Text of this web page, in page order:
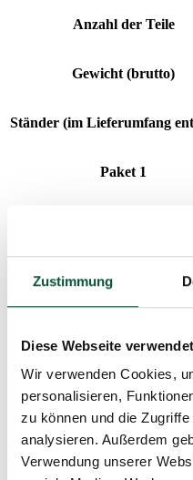
Zustimmung
Diese Webseite
Wir verwenden Cookies,
personalisieren,
zu können und die
analysieren. Außerdem
Verwendung unserer
Anzahl der Teile
Gewicht (brutto)
Ständer (im Lieferumfang
Paket 1
Der niedrigste Preis der letzten
Lieferzeit
Gesamtanzahl der
Höhe (mit Ständer)